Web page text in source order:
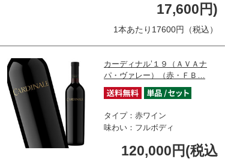
17,600円)
1本あたり17600円（税込）
カーディナル’１９（ＡＶＡナ
パ・ヴァレー）（赤・ＦＢ…
タイプ：赤ワイン
味わい：フルボディ
120,000円(税込